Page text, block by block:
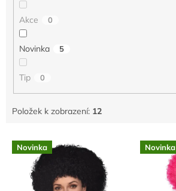
Akce 0
Novinka 5
Tip 0
Položek k zobrazení: 12
V Novinka Novinka